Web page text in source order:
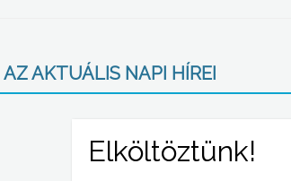
AZ AKTUÁLIS NAPI HÍREI